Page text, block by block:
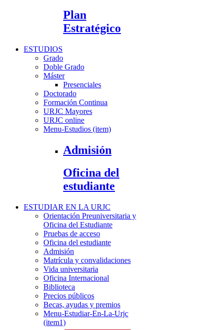
Plan
Estratégico
ESTUDIOS
Grado
Doble Grado
Máster
Presenciales
Doctorado
Formación Continua
URJC Mayores
URJC online
Menu-Estudios (item)
Admisión
Oficina del
estudiante
ESTUDIAR EN LA URJC
Orientación Preuniversitaria y
Oficina del Estudiante
Pruebas de acceso
Oficina del estudiante
Admisión
Matrícula y convalidaciones
Vida universitaria
Oficina Internacional
Biblioteca
Precios públicos
Becas, ayudas y premios
Menu-Estudiar-En-La-Urjc
(item1)